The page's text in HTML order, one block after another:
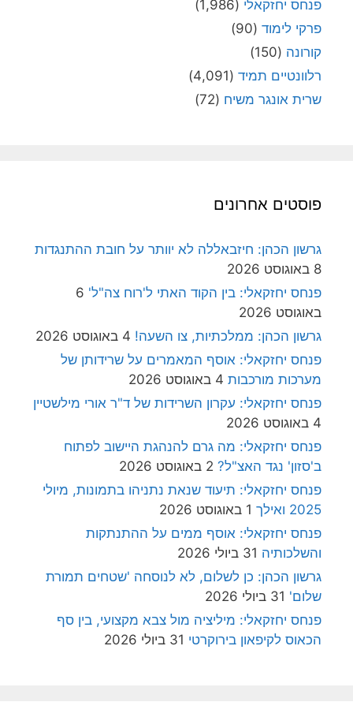
פנחס יחזקאלי (1,986)
פרקי לימוד (90)
קורונה (150)
רלוונטיים תמיד (4,091)
שרית אונגר משיח (72)
פוסטים אחרונים
גרשון הכהן: חיזבאללה לא יוותר על חובת ההתנגדות
8 באוגוסט 2026
פנחס יחזקאלי: בין הקוד האתי ל'רוח צה"ל' 6
באוגוסט 2026
גרשון הכהן: ממלכתיות, צו השעה! 4 באוגוסט 2026
פנחס יחזקאלי: אוסף המאמרים על שרידותן של
מערכות מורכבות 4 באוגוסט 2026
פנחס יחזקאלי: עקרון השרידות של ד"ר אורי מילשטיין
4 באוגוסט 2026
פנחס יחזקאלי: מה גרם להנהגת היישוב לפתוח
ב'סזון' נגד האצ"ל? 2 באוגוסט 2026
פנחס יחזקאלי: תיעוד שנאת נתניהו בתמונות, מיולי
2025 ואילך
1 באוגוסט 2026
פנחס יחזקאלי: אוסף ממים על ההתנתקות
והשלכותיה 31 ביולי 2026
גרשון הכהן: כן לשלום, לא לנוסחה 'שטחים תמורת
שלום' 31 ביולי 2026
פנחס יחזקאלי: מיליציה מול צבא מקצועי, בין סף
הכאוס לקיפאון בירוקרטי 31 ביולי 2026